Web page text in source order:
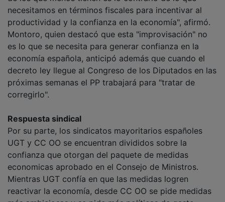
necesitamos en términos fiscales para incentivar al
productividad y la confianza en la economía", afirmó.
Montoro, quien destacó que esta "improvisación" no
es lo que se necesita para generar confianza en la
economía española, anticipó además que cuando el
decreto ley llegue al Congreso de los Diputados en las
próximas semanas el PP trabajará para "tratar de
corregirlo".
Por su parte, los sindicatos mayoritarios españoles
UGT y CC OO se encuentran divididos sobre la
confianza que otorgan del paquete de medidas
economicas aprobado en el Consejo de Ministros.
Mientras UGT confía en que las medidas logren
reactivar la economía, desde CC OO se pide medidas
más ambiciosas y se pide más políticas de gasto